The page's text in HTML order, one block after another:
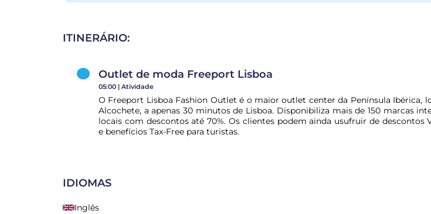
ITINERÁRIO:
Outlet de moda Freeport Lisboa
05:00 | Atividade
O Freeport Lisboa Fashion Outlet é o maior outlet center da Península Ibérica,
Alcochete, a apenas 30 minutos de Lisboa. Disponibiliza mais de 150 marcas
locais com descontos até 70%. Os clientes podem ainda usufruir de descontos
e benefícios Tax-Free para turistas.
IDIOMAS
Inglês